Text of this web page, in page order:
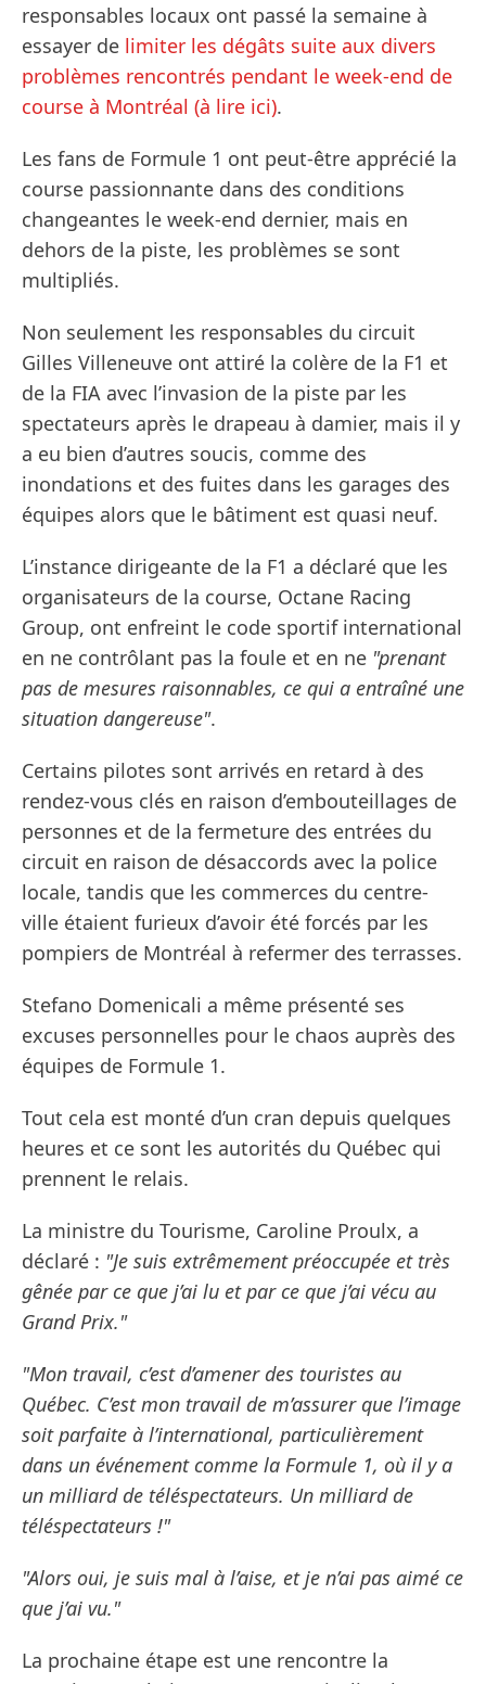
responsables locaux ont passé la semaine à
essayer de limiter les dégâts suite aux divers
problèmes rencontrés pendant le week-end de
course à Montréal (à lire ici).
Les fans de Formule 1 ont peut-être apprécié la
course passionnante dans des conditions
changeantes le week-end dernier, mais en
dehors de la piste, les problèmes se sont
multipliés.
Non seulement les responsables du circuit
Gilles Villeneuve ont attiré la colère de la F1 et
de la FIA avec l’invasion de la piste par les
spectateurs après le drapeau à damier, mais il y
a eu bien d’autres soucis, comme des
inondations et des fuites dans les garages des
équipes alors que le bâtiment est quasi neuf.
L’instance dirigeante de la F1 a déclaré que les
organisateurs de la course, Octane Racing
Group, ont enfreint le code sportif international
en ne contrôlant pas la foule et en ne "prenant
pas de mesures raisonnables, ce qui a entraîné une
situation dangereuse".
Certains pilotes sont arrivés en retard à des
rendez-vous clés en raison d’embouteillages de
personnes et de la fermeture des entrées du
circuit en raison de désaccords avec la police
locale, tandis que les commerces du centre-
ville étaient furieux d’avoir été forcés par les
pompiers de Montréal à refermer des terrasses.
Stefano Domenicali a même présenté ses
excuses personnelles pour le chaos auprès des
équipes de Formule 1.
Tout cela est monté d’un cran depuis quelques
heures et ce sont les autorités du Québec qui
prennent le relais.
La ministre du Tourisme, Caroline Proulx, a
déclaré : "Je suis extrêmement préoccupée et très
gênée par ce que j’ai lu et par ce que j’ai vécu au
Grand Prix."
"Mon travail, c’est d’amener des touristes au
Québec. C’est mon travail de m’assurer que l’image
soit parfaite à l’international, particulièrement
dans un événement comme la Formule 1, où il y a
un milliard de téléspectateurs. Un milliard de
téléspectateurs !"
"Alors oui, je suis mal à l’aise, et je n’ai pas aimé ce
que j’ai vu."
La prochaine étape est une rencontre la